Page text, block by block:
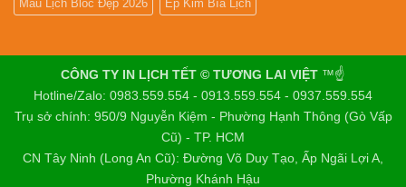
Mẫu Lịch Bloc Đẹp 2026 Ép Kim Bìa Lịch
CÔNG TY IN LỊCH TẾT © TƯƠNG LAI VIỆT ™☝️
Hotline/Zalo: 0983.559.554 - 0913.559.554 - 0937.559.554
Trụ sở chính: 950/9 Nguyễn Kiệm - Phường Hạnh Thông (Gò Vấp
Cũ) - TP. HCM
CN Tây Ninh (Long An Cũ): Đường Võ Duy Tạo, Ấp Ngãi Lợi A,
Phường Khánh Hậu